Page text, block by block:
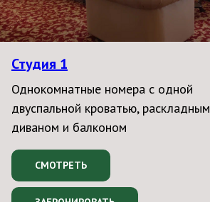
Студия 1
Однокомнатные номера с одной
двуспальной кроватью, раскладным
диваном и балконом
СМОТРЕТЬ